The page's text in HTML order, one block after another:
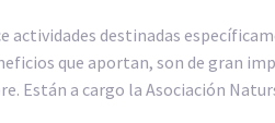
destinadas
que aportan, son de gran
Están a cargo la Asociación